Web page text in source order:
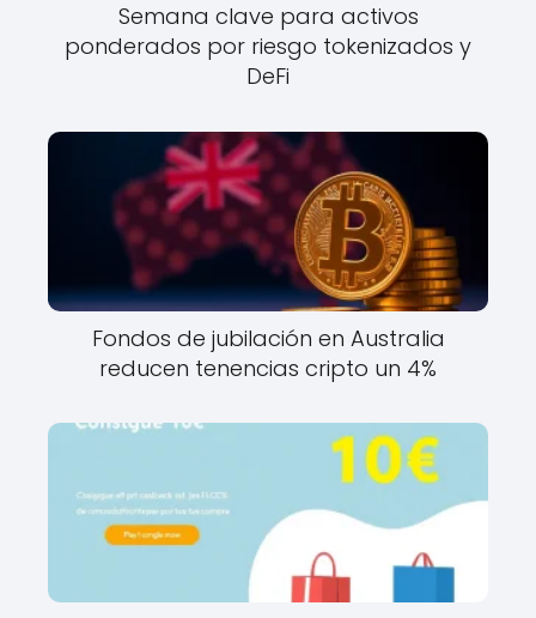
Semana clave para activos
ponderados por riesgo tokenizados y
DeFi
Fondos de jubilación en Australia
reducen tenencias cripto un 4%